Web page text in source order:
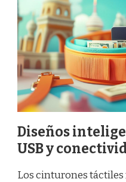
Diseños
USB y
Los cinturones